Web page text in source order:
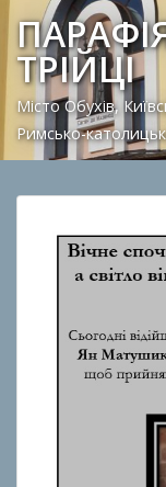
ТРІЙЦІ
Місто Обухів,
Римсько-